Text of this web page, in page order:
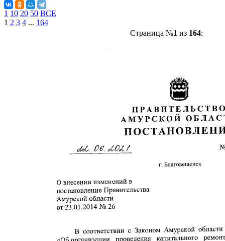
1 10 20 50 ВСЕ
1 2 3 4 ... 164
Страница №1 из 164: